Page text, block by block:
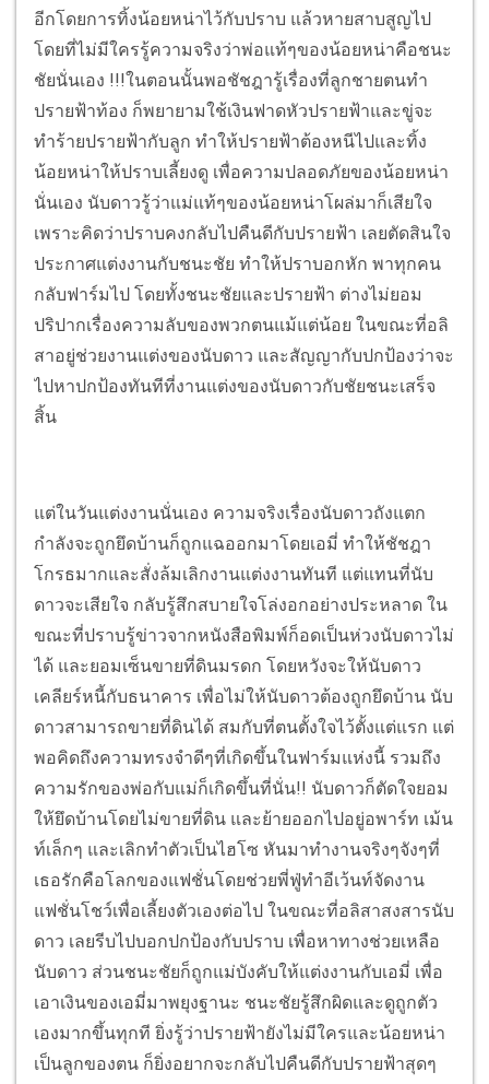
อีกโดยการทิ้งน้อยหน่าไว้กับปราบ แล้วหายสาบสูญไป
โดยที่ไม่มีใครรู้ความจริงว่าพ่อแท้ๆของน้อยหน่าคือชนะ
ชัยนั่นเอง !!!ในตอนนั้นพอชัชฎารู้เรื่องที่ลูกชายตนทำ
ปรายฟ้าท้อง ก็พยายามใช้เงินฟาดหัวปรายฟ้าและขู่จะ
ทำร้ายปรายฟ้ากับลูก ทำให้ปรายฟ้าต้องหนีไปและทิ้ง
น้อยหน่าให้ปราบเลี้ยงดู เพื่อความปลอดภัยของน้อยหน่า
นั่นเอง นับดาวรู้ว่าแม่แท้ๆของน้อยหน่าโผล่มาก็เสียใจ
เพราะคิดว่าปราบคงกลับไปคืนดีกับปรายฟ้า เลยตัดสินใจ
ประกาศแต่งงานกับชนะชัย ทำให้ปราบอกหัก พาทุกคน
กลับฟาร์มไป โดยทั้งชนะชัยและปรายฟ้า ต่างไม่ยอม
ปริปากเรื่องความลับของพวกตนแม้แต่น้อย ในขณะที่อลิ
สาอยู่ช่วยงานแต่งของนับดาว และสัญญากับปกป้องว่าจะ
ไปหาปกป้องทันทีที่งานแต่งของนับดาวกับชัยชนะเสร็จ
สิ้น
แต่ในวันแต่งงานนั่นเอง ความจริงเรื่องนับดาวถังแตก
กำลังจะถูกยึดบ้านก็ถูกแฉออกมาโดยเอมี่ ทำให้ชัชฎา
โกรธมากและสั่งล้มเลิกงานแต่งงานทันที แต่แทนที่นับ
ดาวจะเสียใจ กลับรู้สึกสบายใจโล่งอกอย่างประหลาด ใน
ขณะที่ปราบรู้ข่าวจากหนังสือพิมพ์ก็อดเป็นห่วงนับดาวไม่
ได้ และยอมเซ็นขายที่ดินมรดก โดยหวังจะให้นับดาว
เคลียร์หนี้กับธนาคาร เพื่อไม่ให้นับดาวต้องถูกยึดบ้าน นับ
ดาวสามารถขายที่ดินได้ สมกับที่ตนตั้งใจไว้ตั้งแต่แรก แต่
พอคิดถึงความทรงจำดีๆที่เกิดขึ้นในฟาร์มแห่งนี้ รวมถึง
ความรักของพ่อกับแม่ก็เกิดขึ้นที่นั่น!! นับดาวก็ตัดใจยอม
ให้ยึดบ้านโดยไม่ขายที่ดิน และย้ายออกไปอยู่อพาร์ท เม้น
ท์เล็กๆ และเลิกทำตัวเป็นไฮโซ หันมาทำงานจริงๆจังๆที่
เธอรักคือโลกของแฟชั่นโดยช่วยพี่ฟู่ทำอีเว้นท์จัดงาน
แฟชั่นโชว์เพื่อเลี้ยงตัวเองต่อไป ในขณะที่อลิสาสงสารนับ
ดาว เลยรีบไปบอกปกป้องกับปราบ เพื่อหาทางช่วยเหลือ
นับดาว ส่วนชนะชัยก็ถูกแม่บังคับให้แต่งงานกับเอมี่ เพื่อ
เอาเงินของเอมี่มาพยุงฐานะ ชนะชัยรู้สึกผิดและดูถูกตัว
เองมากขึ้นทุกที ยิ่งรู้ว่าปรายฟ้ายังไม่มีใครและน้อยหน่า
เป็นลูกของตน ก็ยิ่งอยากจะกลับไปคืนดีกับปรายฟ้าสุดๆ